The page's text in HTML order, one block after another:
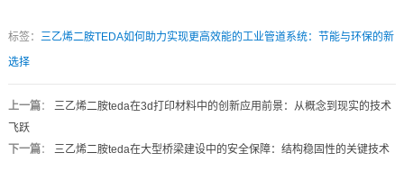
标签： 三乙烯二胺TEDA如何助力实现更高效能的工业管道系统：节能与环保的新
选择
上一篇： 三乙烯二胺teda在3d打印材料中的创新应用前景：从概念到现实的技术
飞跃
下一篇： 三乙烯二胺teda在大型桥梁建设中的安全保障：结构稳固性的关键技术